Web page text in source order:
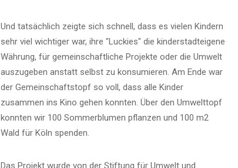
Und tatsächlich zeigte sich schnell, dass es vielen Kindern
sehr viel wichtiger war, ihre "Luckies" die kinderstadteigene
Währung, für gemeinschaftliche Projekte oder die Umwelt
auszugeben anstatt selbst zu konsumieren. Am Ende war
der Gemeinschaftstopf so voll, dass alle Kinder
zusammen ins Kino gehen konnten. Über den Umwelttopf
konnten wir 100 Sommerblumen pflanzen und 100 m2
Wald für Köln spenden.
Das Projekt wurde von der Stiftung für Umwelt und